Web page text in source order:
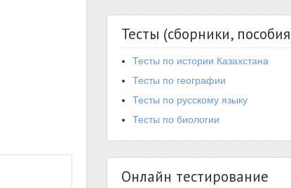
Тесты (сборники,
Тесты по истории Казахстана
Тесты по географии
Тесты по русскому языку
Тесты по биологии
Онлайн тестирование